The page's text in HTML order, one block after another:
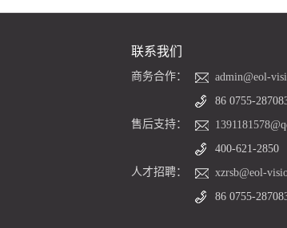
联系我们
商务合作：
admin@eol-
86 0755-
售后支持：
400-621-2850
人才招聘：
xzrsb@eol-
86 0755-